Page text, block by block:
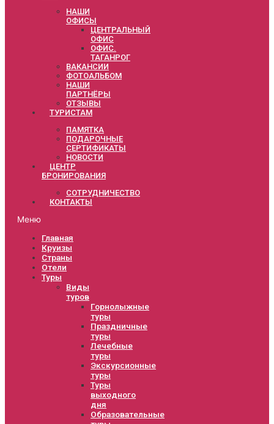
НАШИ
ОФИСЫ
ЦЕНТРАЛЬНЫЙ
ОФИС
ОФИС.
ТАГАНРОГ
ВАКАНСИИ
ФОТОАЛЬБОМ
НАШИ
ПАРТНЁРЫ
ОТЗЫВЫ
ТУРИСТАМ
ПАМЯТКА
ПОДАРОЧНЫЕ
СЕРТИФИКАТЫ
НОВОСТИ
ЦЕНТР
БРОНИРОВАНИЯ
СОТРУДНИЧЕСТВО
КОНТАКТЫ
Меню
Главная
Круизы
Страны
Отели
Туры
Виды
туров
Горнолыжные
туры
Праздничные
туры
Лечебные
туры
Экскурсионные
туры
Туры
выходного
дня
Образовательные